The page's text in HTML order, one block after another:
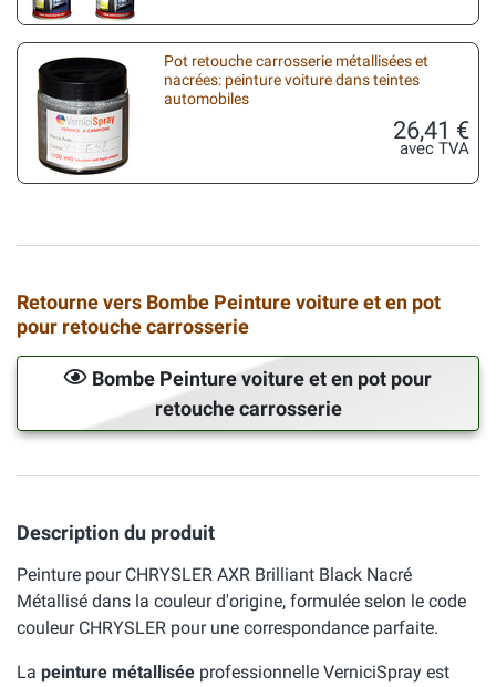
Pot retouche carrosserie métallisées et
nacrées: peinture voiture dans teintes
automobiles
26,41 €
avec TVA
Retourne vers Bombe Peinture voiture et en pot
pour retouche carrosserie
Bombe Peinture voiture et en pot pour
retouche carrosserie
Description du produit
Peinture pour CHRYSLER AXR Brilliant Black Nacré
Métallisé dans la couleur d'origine, formulée selon le code
couleur CHRYSLER pour une correspondance parfaite.
La peinture métallisée professionnelle VerniciSpray est